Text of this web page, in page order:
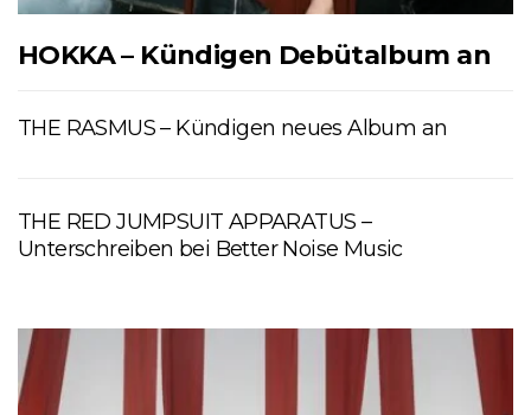
HOKKA – Kündigen Debütalbum an
THE RASMUS – Kündigen neues Album an
THE RED JUMPSUIT APPARATUS –
Unterschreiben bei Better Noise Music